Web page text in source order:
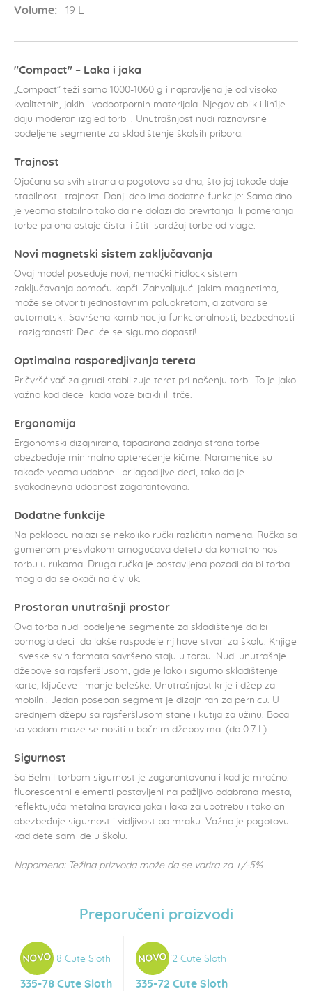
Volume:
19 L
"Compact" – Laka i jaka
„Compact” teži samo 1000-1060 g i napravljena je od visoko
kvalitetnih, jakih i vodootpornih materijala. Njegov oblik i lin1je
daju moderan izgled torbi . Unutrašnjost nudi raznovrsne
podeljene segmente za skladištenje školsih pribora.
Trajnost
Ojačana sa svih strana a pogotovo sa dna, što joj takođe daje
stabilnost i trajnost. Donji deo ima dodatne funkcije: Samo dno
je veoma stabilno tako da ne dolazi do prevrtanja ili pomeranja
torbe pa ona ostaje čista i štiti sardžaj torbe od vlage.
Novi magnetski sistem zaključavanja
Ovaj model poseduje novi, nemački Fidlock sistem
zaključavanja pomoću kopči. Zahvaljujući jakim magnetima,
može se otvoriti jednostavnim poluokretom, a zatvara se
automatski. Savršena kombinacija funkcionalnosti, bezbednosti
i razigranosti: Deci će se sigurno dopasti!
Optimalna rasporedjivanja tereta
Pričvršćivač za grudi stabilizuje teret pri nošenju torbi. To je jako
važno kod dece kada voze bicikli ili trče.
Ergonomija
Ergonomski dizajnirana, tapacirana zadnja strana torbe
obezbeđuje minimalno opterećenje kičme. Naramenice su
takođe veoma udobne i prilagodljive deci, tako da je
svakodnevna udobnost zagarantovana.
Dodatne funkcije
Na poklopcu nalazi se nekoliko ručki različitih namena. Ručka sa
gumenom presvlakom omogućava detetu da komotno nosi
torbu u rukama. Druga ručka je postavljena pozadi da bi torba
mogla da se okači na čiviluk.
Prostoran unutrašnji prostor
Ova torba nudi podeljene segmente za skladištenje da bi
pomogla deci da lakše raspodele njihove stvari za školu. Knjige
i sveske svih formata savršeno staju u torbu. Nudi unutrašnje
džepove sa rajsferšlusom, gde je lako i sigurno skladištenje
karte, ključeve i manje beleške. Unutrašnjost krije i džep za
mobilni. Jedan poseban segment je dizajniran za pernicu. U
prednjem džepu sa rajsferšlusom stane i kutija za užinu. Boca
sa vodom moze se nositi u bočnim džepovima. (do 0.7 L)
Sigurnost
Sa Belmil torbom sigurnost je zagarantovana i kad je mračno:
fluorescentni elementi postavljeni na pažljivo odabrana mesta,
reflektujuća metalna bravica jaka i laka za upotrebu i tako oni
obezbeđuje sigurnost i vidljivost po mraku. Važno je pogotovu
kad dete sam ide u školu.
Napomena: Težina prizvoda može da se varira za +/-5%
Preporučeni proizvodi
335-78 Cute Sloth 335-72 Cute Sloth